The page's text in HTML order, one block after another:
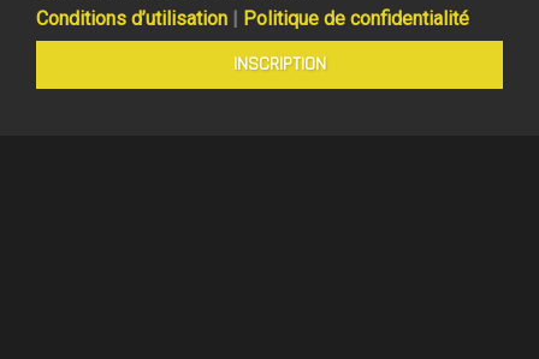
Conditions d’utilisation | Politique de confidentialité
INSCRIPTION